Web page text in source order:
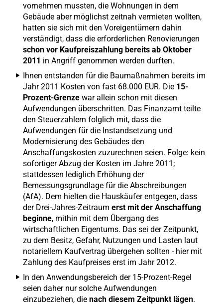
vornehmen mussten, die Wohnungen in dem
Gebäude aber möglichst zeitnah vermieten wollten,
hatten sie sich mit den Voreigentümern dahin
verständigt, dass die erforderlichen Renovierungen
schon vor Kaufpreiszahlung bereits ab Oktober
2011 in Angriff genommen werden durften.
Ihnen entstanden für die Baumaßnahmen bereits im
Jahr 2011 Kosten von fast 68.000 EUR. Die 15-
Prozent-Grenze war allein schon mit diesen
Aufwendungen überschritten. Das Finanzamt teilte
den Steuerzahlern folglich mit, dass die
Aufwendungen für die Instandsetzung und
Modernisierung des Gebäudes den
Anschaffungskosten zuzurechnen seien. Folge: kein
sofortiger Abzug der Kosten im Jahre 2011;
stattdessen lediglich Erhöhung der
Bemessungsgrundlage für die Abschreibungen
(AfA). Dem hielten die Hauskäufer entgegen, dass
der Drei-Jahres-Zeitraum erst mit der Anschaffung
beginne, mithin mit dem Übergang des
wirtschaftlichen Eigentums. Das sei der Zeitpunkt,
zu dem Besitz, Gefahr, Nutzungen und Lasten laut
notariellem Kaufvertrag übergehen sollten - hier mit
Zahlung des Kaufpreises erst im Jahr 2012.
In den Anwendungsbereich der 15-Prozent-Regel
seien daher nur solche Aufwendungen
einzubeziehen, die nach diesem Zeitpunkt lägen.